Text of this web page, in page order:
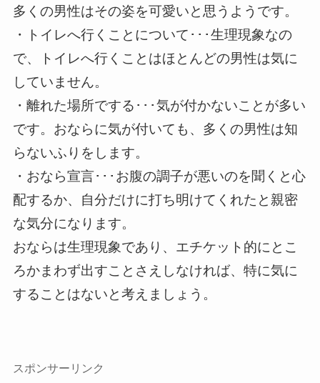
多くの男性はその姿を可愛いと思うようです。
・トイレへ行くことについて･･･生理現象なの
で、トイレへ行くことはほとんどの男性は気に
していません。
・離れた場所でする･･･気が付かないことが多い
です。おならに気が付いても、多くの男性は知
らないふりをします。
・おなら宣言･･･お腹の調子が悪いのを聞くと心
配するか、自分だけに打ち明けてくれたと親密
な気分になります。
おならは生理現象であり、エチケット的にとこ
ろかまわず出すことさえしなければ、特に気に
することはないと考えましょう。
スポンサーリンク